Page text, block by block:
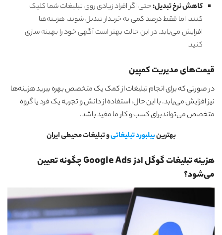
کاهش نرخ تبدیل: حتی اگر افراد زیادی روی تبلیغات شما کلیک
کنند، اما فقط درصد کمی به خریدار تبدیل شوند، هزینه‌ها
افزایش می‌یابد. در این حالت بهتر است آگهی خود را بهینه سازی
کنید.
قیمت‌های مدیریت کمپین
در صورتی که برای انجام تبلیغات از کمک یک متخصص بهره ببرید هزینه‌ها
نیز افزایش می‌یابد. با این حال، استفاده از دانش و تجربه یک فرد یا گروه
متخصص می‌تواندبرای کسب و کار ما مفید باشد.
بهترینبیلبورد تبلیغاتیو تبلیغات محیطی ایران
هزینه تبلیغات گوگل ادز Google Ads چگونه تعیین
می‌شود؟